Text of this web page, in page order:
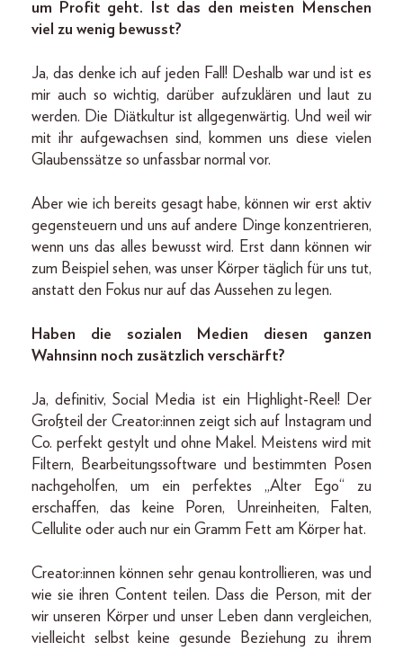
um Profit geht. Ist das den meisten Menschen
viel zu wenig bewusst?
Ja, das denke ich auf jeden Fall! Deshalb war und ist es
mir auch so wichtig, darüber aufzuklären und laut zu
werden. Die Diätkultur ist allgegenwärtig. Und weil wir
mit ihr aufgewachsen sind, kommen uns diese vielen
Glaubenssätze so unfassbar normal vor.
Aber wie ich bereits gesagt habe, können wir erst aktiv
gegensteuern und uns auf andere Dinge konzentrieren,
wenn uns das alles bewusst wird. Erst dann können wir
zum Beispiel sehen, was unser Körper täglich für uns tut,
anstatt den Fokus nur auf das Aussehen zu legen.
Haben die sozialen Medien diesen ganzen
Wahnsinn noch zusätzlich verschärft?
Ja, definitiv, Social Media ist ein Highlight-Reel! Der
Großteil der Creator:innen zeigt sich auf Instagram und
Co. perfekt gestylt und ohne Makel. Meistens wird mit
Filtern, Bearbeitungssoftware und bestimmten Posen
nachgeholfen, um ein perfektes „Alter Ego“ zu
erschaffen, das keine Poren, Unreinheiten, Falten,
Cellulite oder auch nur ein Gramm Fett am Körper hat.
Creator:innen können sehr genau kontrollieren, was und
wie sie ihren Content teilen. Dass die Person, mit der
wir unseren Körper und unser Leben dann vergleichen,
vielleicht selbst keine gesunde Beziehung zu ihrem